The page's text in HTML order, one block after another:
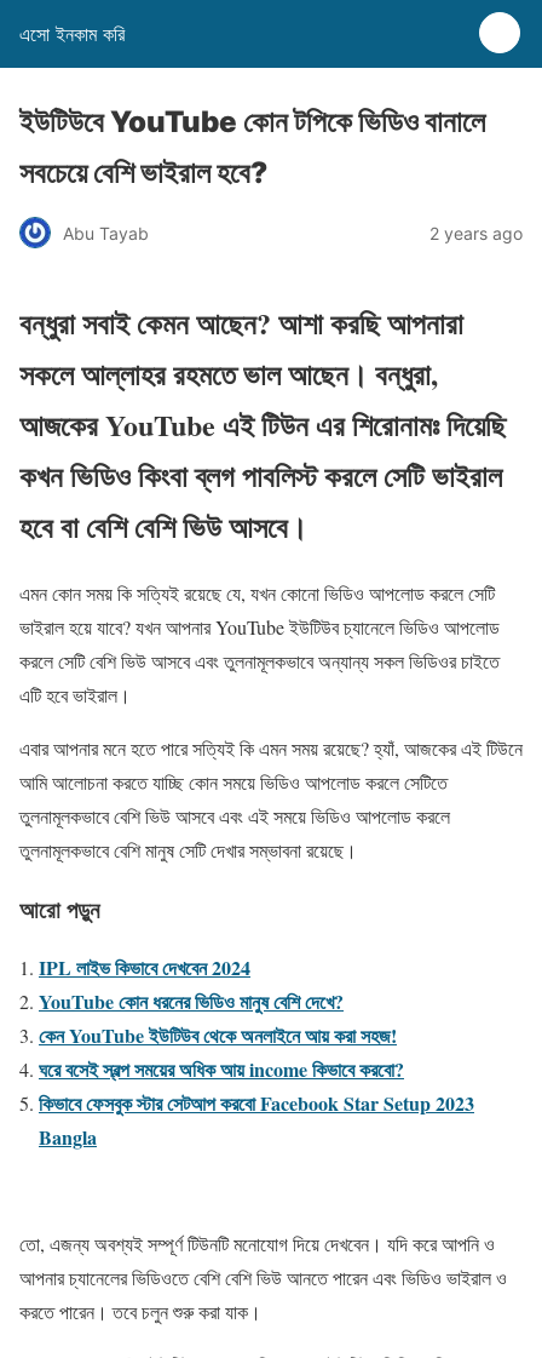
এসো ইনকাম করি
ইউটিউবে YouTube কোন টপিকে ভিডিও বানালে
সবচেয়ে বেশি ভাইরাল হবে?
Abu Tayab 2 years ago
বন্ধুরা সবাই কেমন আছেন? আশা করছি আপনারা
সকলে আল্লাহর রহমতে ভাল আছেন। বন্ধুরা,
আজকের YouTube এই টিউন এর শিরোনামঃ দিয়েছি
কখন ভিডিও কিংবা ব্লগ পাবলিস্ট করলে সেটি ভাইরাল
হবে বা বেশি বেশি ভিউ আসবে।
এমন কোন সময় কি সত্যিই রয়েছে যে, যখন কোনো ভিডিও আপলোড করলে সেটি
ভাইরাল হয়ে যাবে? যখন আপনার YouTube ইউটিউব চ্যানেলে ভিডিও আপলোড
করলে সেটি বেশি ভিউ আসবে এবং তুলনামূলকভাবে অন্যান্য সকল ভিডিওর চাইতে
এটি হবে ভাইরাল।
এবার আপনার মনে হতে পারে সত্যিই কি এমন সময় রয়েছে? হ্যাঁ, আজকের এই টিউনে
আমি আলোচনা করতে যাচ্ছি কোন সময়ে ভিডিও আপলোড করলে সেটিতে
তুলনামূলকভাবে বেশি ভিউ আসবে এবং এই সময়ে ভিডিও আপলোড করলে
তুলনামূলকভাবে বেশি মানুষ সেটি দেখার সম্ভাবনা রয়েছে।
আরো পড়ুন
IPL লাইভ কিভাবে দেখবেন 2024
YouTube কোন ধরনের ভিডিও মানুষ বেশি দেখে?
কেন YouTube ইউটিউব থেকে অনলাইনে আয় করা সহজ!
ঘরে বসেই স্বল্প সময়ের অধিক আয় income কিভাবে করবো?
কিভাবে ফেসবুক স্টার সেটআপ করবো Facebook Star Setup 2023
Bangla
তো, এজন্য অবশ্যই সম্পূর্ণ টিউনটি মনোযোগ দিয়ে দেখবেন। যদি করে আপনি ও
আপনার চ্যানেলের ভিডিওতে বেশি বেশি ভিউ আনতে পারেন এবং ভিডিও ভাইরাল ও
করতে পারেন। তবে চলুন শুরু করা যাক।